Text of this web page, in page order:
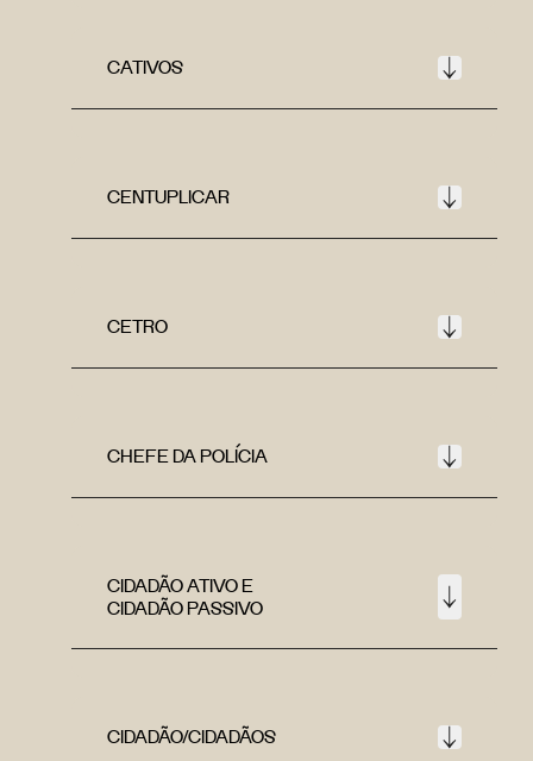
CATIVOS
CENTUPLICAR
CETRO
CHEFE DA POLÍCIA
CIDADÃO ATIVO E
CIDADÃO PASSIVO
CIDADÃO/CIDADÃOS